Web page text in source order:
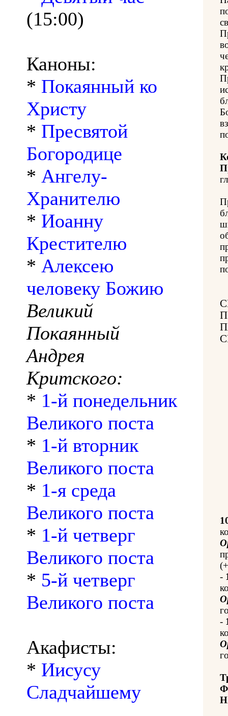
(15:00)
Каноны:
* Покаянный ко
Христу
* Пресвятой
Богородице
* Ангелу-
Хранителю
* Иоанну
Крестителю
* Алексею
человеку Божию
Великий
Покаянный
Андрея
Критского:
* 1-й понедельник
Великого поста
* 1-й вторник
Великого поста
* 1-я среда
Великого поста
* 1-й четверг
Великого поста
* 5-й четверг
Великого поста
Акафисты:
* Иисусу
Сладчайшему
-
-